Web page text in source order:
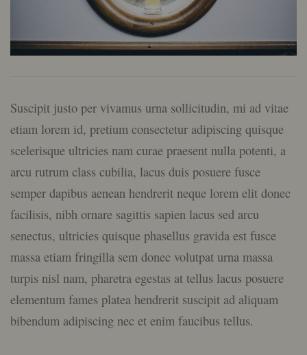
Suscipit justo per vivamus urna sollicitudin, mi ad vitae
etiam lorem id, pretium consectetur adipiscing quisque
scelerisque ultricies nam curae praesent nulla potenti, a
arcu rutrum class cubilia, lacus duis posuere fusce
semper dapibus aenean hendrerit neque lorem elit donec
facilisis, nibh ornare sagittis sapien lacus sed arcu
senectus, ultricies quisque phasellus gravida est fusce
massa etiam fringilla sem donec volutpat urna massa
turpis nisl nam, pharetra egestas at tellus lacus posuere
elementum fames platea hendrerit suscipit ad aliquam
bibendum adipiscing nec et enim faucibus tellus.